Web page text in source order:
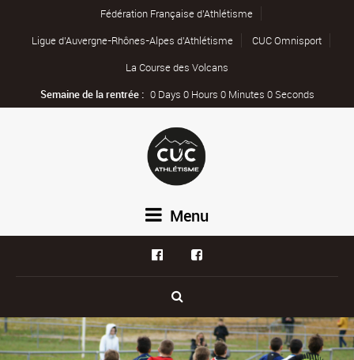
Fédération Française d’Athlétisme
Ligue d’Auvergne-Rhônes-Alpes d’Athlétisme
CUC Omnisport
La Course des Volcans
Semaine de la rentrée : 0 Days 0 Hours 0 Minutes 0 Seconds
Menu